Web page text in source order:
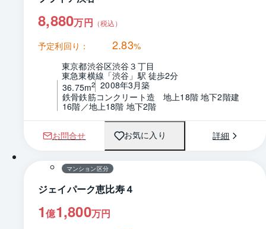
8,880万円 （税込）
予定利回り： 2.83%
東京都渋谷区渋谷３丁目
東急東横線「渋谷」駅 徒歩2分
36.75m2 2008年3月築
鉄骨鉄筋コンクリート造　地上18階 地下2階建
16階／地上18階 地下2階
お問合せ お気に入り 詳細
1 / 0 間取り
マンション区分
ジェイパーク恵比寿４
1億1,800万円